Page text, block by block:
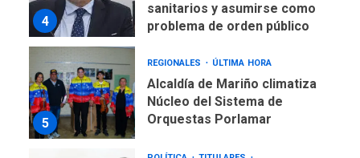
4
sanitarios y asumirse como
problema de orden público
5
REGIONALES ÚLTIMA HORA
Alcaldía de Mariño climatiza
Núcleo del Sistema de
Orquestas Porlamar